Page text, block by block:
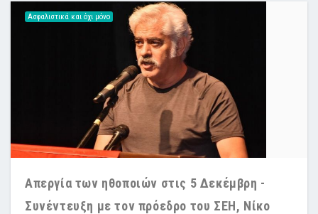
Ασφαλιστικά και όχι μόνο
Απεργία των ηθοποιών στις 5 Δεκέμβρη -
Συνέντευξη με τον πρόεδρο του ΣΕΗ, Νίκο